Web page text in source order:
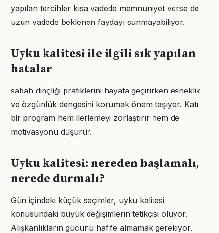
yapılan tercihler kısa vadede memnuniyet verse de
uzun vadede beklenen faydayı sunmayabiliyor.
Uyku kalitesi ile ilgili sık yapılan
hatalar
sabah dinçliği pratiklerini hayata geçirirken esneklik
ve özgünlük dengesini korumak önem taşıyor. Katı
bir program hem ilerlemeyi zorlaştırır hem de
motivasyonu düşürür.
Uyku kalitesi: nereden başlamalı,
nerede durmalı?
Gün içindeki küçük seçimler, uyku kalitesi
konusundaki büyük değişimlerin tetikçisi oluyor.
Alışkanlıkların gücünü hafife almamak gerekiyor.